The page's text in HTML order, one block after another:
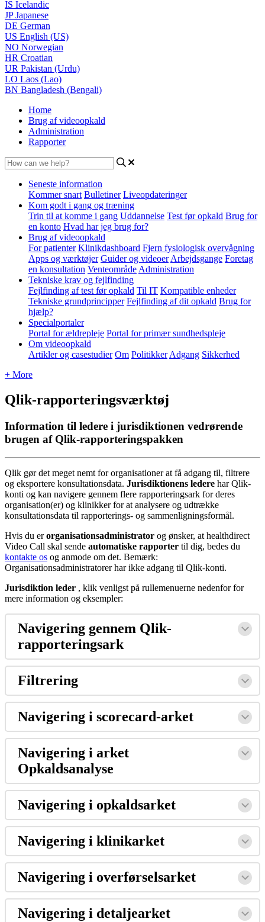
IS Icelandic
JPJapanese
DE German
US English (US)
NO Norwegian
HR Croatian
UR Pakistan (Urdu)
LO Laos (Lao)
BN Bangladesh (Bengali)
Home
Brug af videoopkald
Administration
Rapporter
Seneste information
Kommer snart Bulletiner Liveopdateringer
Kom godt i gang og træning
Trin til at komme i gang Uddannelse Test før opkald Brug for
en konto Hvad har jeg brug for?
Brug af videoopkald
For patienter Klinikdashboard Fjern fysiologisk overvågning
Apps og værktøjer Guider og videoer Arbejdsgange Foretag
en konsultation Venteområde Administration
Tekniske krav og fejlfinding
Fejlfinding af test før opkald Til IT Kompatible enheder
Tekniske grundprincipper Fejlfinding af dit opkald Brug for
hjælp?
Specialportaler
Portal for ældrepleje Portal for primær sundhedspleje
Om videoopkald
Artikler og casestudier Om Politikker Adgang Sikkerhed
+ More
Qlik-rapporteringsværktøj
Information til ledere i jurisdiktionen vedrørende
brugen af Qlik-rapporteringspakken
Qlik gør det meget nemt for organisationer at få adgang til, filtrere
og eksportere konsultationsdata. Jurisdiktionens ledere har Qlik-
konti og kan navigere gennem flere rapporteringsark for deres
organisation(er) og klinikker for at analysere og udtrække
konsultationsdata til rapporterings- og sammenligningsformål.
Hvis du er organisationsadministrator og ønsker, at healthdirect
Video Call skal sende automatiske rapporter til dig, bedes du
kontakte os og anmode om det. Bemærk:
Organisationsadministratorer har ikke adgang til Qlik-konti.
Jurisdiktion leder , klik venligst på rullemenuerne nedenfor for
mere information og eksempler:
Navigering gennem Qlik-
rapporteringsark
Filtrering
Navigering i scorecard-arket
Navigering i arket
Opkaldsanalyse
Navigering i opkaldsarket
Navigering i klinikarket
Navigering i overførselsarket
Navigering i detaljearket